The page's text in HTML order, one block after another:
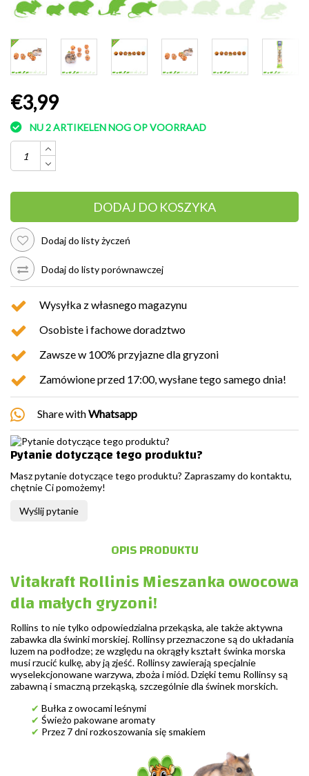
€3,99
NU 2 ARTIKELEN NOG OP VOORRAAD
DODAJ DO KOSZYKA
Dodaj do listy życzeń
Dodaj do listy porównawczej
Wysyłka z własnego magazynu
Osobiste i fachowe doradztwo
Zawsze w 100% przyjazne dla gryzoni
Zamówione przed 17:00, wysłane tego samego dnia!
Share withWhatsapp
Pytanie dotyczące tego produktu?
Masz pytanie dotyczące tego produktu? Zapraszamy do kontaktu,
chętnie Ci pomożemy!
Wyślij pytanie
OPIS PRODUKTU
Vitakraft Rollinis Mieszanka owocowa
dla małych gryzoni!
Rollins to nie tylko odpowiedzialna przekąska, ale także aktywna
zabawka dla świnki morskiej. Rollinsy przeznaczone są do układania
luzem na podłodze; ze względu na okrągły kształt świnka morska
musi rzucić kulkę, aby ją zjeść. Rollinsy zawierają specjalnie
wyselekcjonowane warzywa, zboża i miód. Dzięki temu Rollinsy są
zabawną i smaczną przekąską, szczególnie dla świnek morskich.
✔ Bułka z owocami leśnymi
✔ Świeżo pakowane aromaty
✔ Przez 7 dni rozkoszowania się smakiem